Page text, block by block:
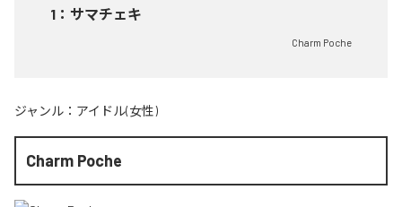
1 ： サマチェキ
Charm Poche
ジャンル： アイドル(女性)
Charm Poche